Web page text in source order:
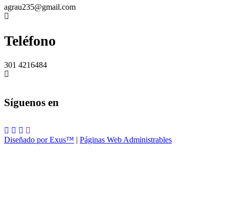
agrau235@gmail.com
Teléfono
301 4216484
Síguenos en
Diseñado por Exus™ | Páginas Web Administrables